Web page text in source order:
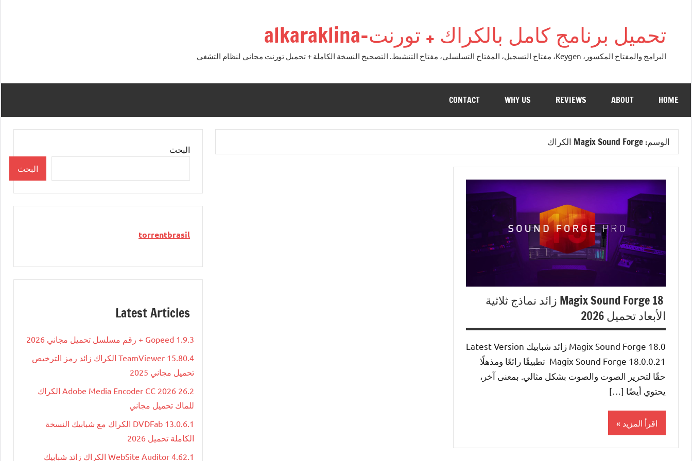
المحتوىتحميل برنامج كامل بالكراك + تورنت-alkaraklina
البرامج والمفتاح المكسور، Keygen، مفتاح التسجيل، المفتاح التسلسلي، مفتاح التنشيط. التصحيح النسخة الكاملة + تحميل تورنت مجاني لنظام التشغي
HOME
ABOUT
REVIEWS
WHY US
CONTACT
الوسم: Magix Sound Forge الكراك
Magix Sound Forge 18 زائد نماذج ثلاثية
الأبعاد تحميل 2026
Magix Sound Forge 18.0 زائد شبابيك Latest Version
Magix Sound Forge 18.0.0.21 تطبيقًا رائعًا ومذهلًا
حقًا لتحرير الصوت والصوت بشكل مثالي. بمعنى آخر،
يحتوي أيضًا […]
اقرأ المزيد
البحث
البحث
torrentbrasil
Latest Articles
Gopeed 1.9.3 + رقم مسلسل تحميل مجاني 2026
TeamViewer 15.80.4 الكراك زائد رمز الترخيص
تحميل مجاني 2025
Adobe Media Encoder CC 2026 26.2 الكراك
للماك تحميل مجاني
DVDFab 13.0.6.1 الكراك مع شبابيك النسخة
الكاملة تحميل 2026
WebSite Auditor 4.62.1 الكراك زائد شبابيك